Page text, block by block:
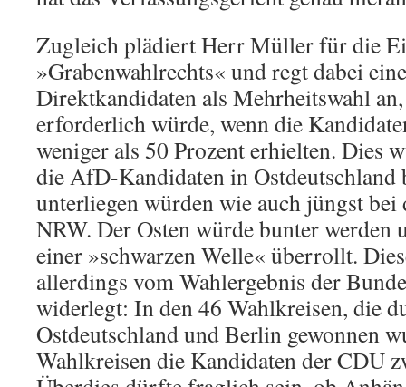
Zugleich plädiert Herr Müller für die
»Grabenwahlrechts« und regt dabei
Direktkandidaten als Mehrheitswahl
erforderlich würde, wenn die
weniger als 50 Prozent erhielten. Dies
die AfD-Kandidaten in Ostdeutschland
unterliegen würden wie auch jüngst bei
NRW. Der Osten würde bunter werden
einer »schwarzen Welle« überrollt.
allerdings vom Wahlergebnis der
widerlegt: In den 46 Wahlkreisen, die
Ostdeutschland und Berlin gewonnen
Wahlkreisen die Kandidaten der CDU